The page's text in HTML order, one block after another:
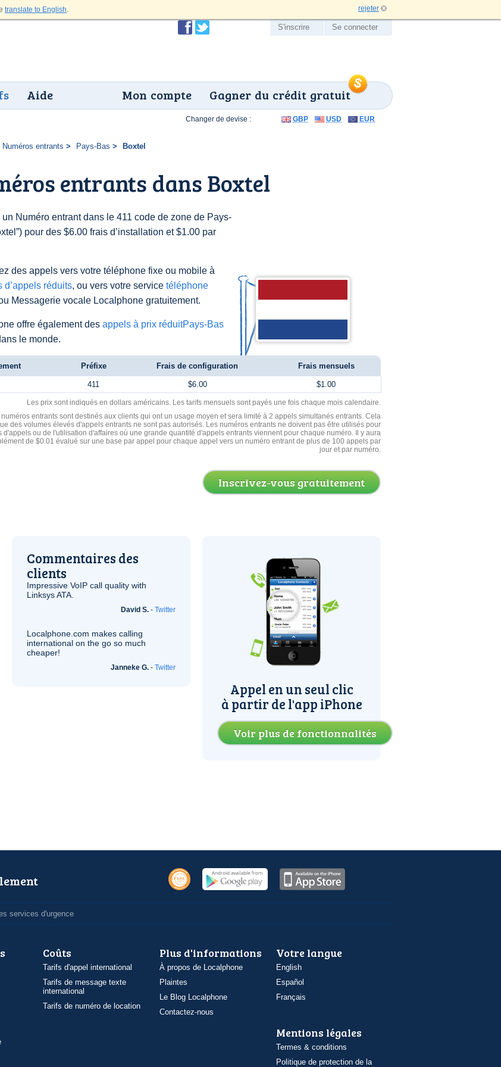
translate to English. rejeter
Aide Gagner du crédit gratuit
Mon compte
S'inscrire Se connecter
Numéros entrants Pays-Bas Boxtel
entrants dans Boxtel
un Numéro entrant dans le 411 code de zone de Pays-
pour des $6.00 frais d’installation et $1.00 par
des appels vers votre téléphone fixe ou mobile à
d’appels réduits, ou vers votre service téléphone
Messagerie vocale Localphone gratuitement.
offre également des appels à prix réduitPays-Bas
le monde.
Changer de devise : GBP USD EUR
Préfixe Frais de configuration Frais mensuels
411 $6.00 $1.00
Les prix sont indiqués en dollars américains. Les tarifs mensuels sont payés une fois chaque mois calendaire.
numéros entrants sont destinés aux clients qui ont un usage moyen et sera limité à 2 appels simultanés entrants. Cela
des volumes élevés d'appels entrants ne sont pas autorisés. Les numéros entrants ne doivent pas être utilisés pour
d'appels ou de l'utilisation d'affaires où une grande quantité d'appels entrants viennent pour chaque numéro. Il y aura
de $0.01 évalué sur une base par appel pour chaque appel vers un numéro entrant de plus de 100 appels par
jour et par numéro.
Inscrivez-vous gratuitement
Commentaires des
clients
Impressive VoIP call quality with
LinksysATA
David S. - Twitter
Localphone.com makes calling
international on the go so much
cheaper!
Janneke G. - Twitter
Appel en un seul clic
à partir de l'app iPhone
Voir plus de fonctionnalités
services d'urgence
Coûts
Tarifs d'appel international
Tarifs de message texte
international
Tarifs de numéro de location
Plus d'informations
À propos de Localphone
Plaintes
Le Blog Localphone
Contactez-nous
Votre langue
English
Español
Français
Mentions légales
Termes & conditions
Politique de protection de la